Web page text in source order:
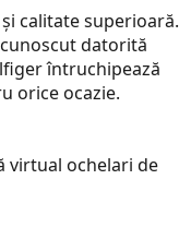
calitate superioară.
datorită
întruchipează
orice ocazie.
virtual ochelari de